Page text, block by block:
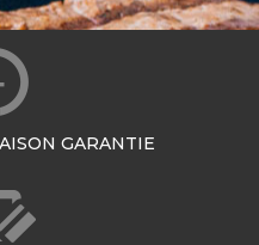
GARANTIE